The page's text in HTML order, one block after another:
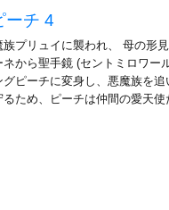
ーチ 4
プリュイに襲われ、 母の形
ネから聖手鏡 (セントミロワー
ピーチに変身し、悪魔族を
るため、ピーチは仲間の愛天